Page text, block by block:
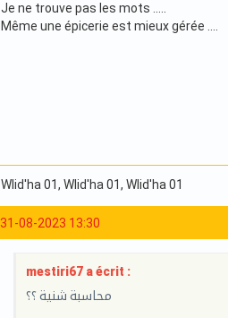
Je ne trouve pas les mots .....
Même une épicerie est mieux gérée ....
Wlid'ha 01, Wlid'ha 01, Wlid'ha 01
31-08-2023 13:30
mestiri67 a écrit :
محاسبة شنية ؟؟